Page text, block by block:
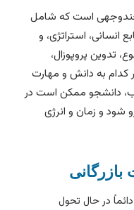
است که شامل
استراتژی، و
پروپوزال،
به دانش و مهارت
ممکن است در
زمان و انرژی
حال تحول